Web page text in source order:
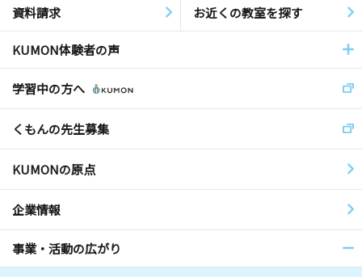
資料請求 お近くの教室を探す
KUMON体験者の声
学習中の方へ
くもんの先生募集
KUMONの原点
企業情報
事業・活動の広がり